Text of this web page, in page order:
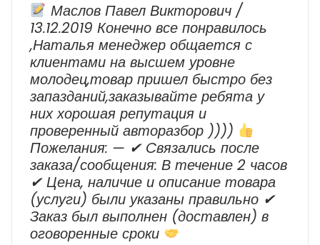
Маслов Павел Викторович /
13.12.2019 Конечно все понравилось
,Наталья менеджер общается с
клиентами на высшем уровне
молодец,товар пришел быстро без
запазданий,заказывайте ребята у
них хорошая репутация и
проверенный авторазбор ))))
Пожелания: — ✔ Cвязались после
заказа/сообщения: В течение 2 часов
✔ Цена, наличие и описание товара
(услуги) были указаны правильно ✔
Заказ был выполнен (доставлен) в
оговоренные сроки